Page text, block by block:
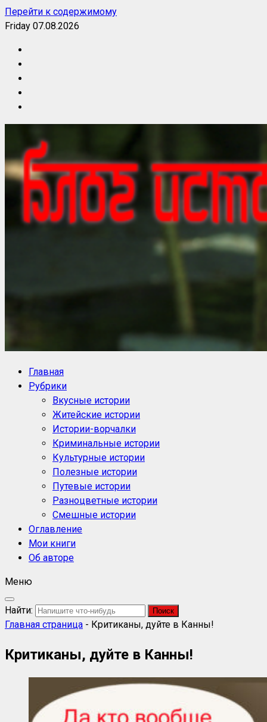
Перейти к содержимому
Friday 07.08.2026
Блог историй NoorySan
Главная
Рубрики
Вкусные истории
Житейские истории
Истории-ворчалки
Криминальные истории
Культурные истории
Полезные истории
Путевые истории
Разноцветные истории
Смешные истории
Оглавление
Мои книги
Об авторе
Меню
Найти:
Главная страница - Критиканы, дуйте в Канны!
Критиканы, дуйте в Канны!